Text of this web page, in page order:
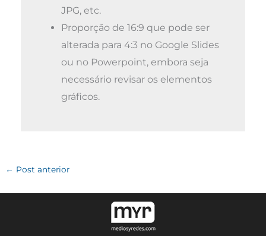
JPG, etc.
Proporção de 16:9 que pode ser
alterada para 4:3 no Google Slides
ou no Powerpoint, embora seja
necessário revisar os elementos
gráficos.
← Post anterior